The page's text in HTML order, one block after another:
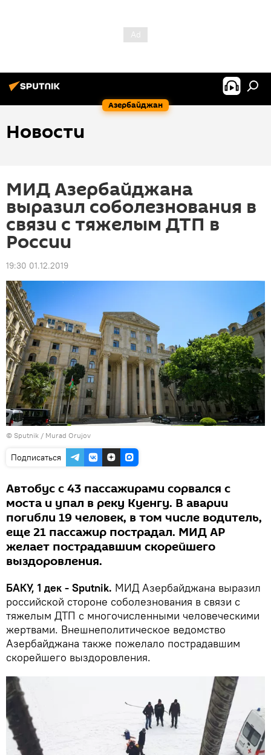
Азербайджан
Новости
МИД Азербайджана
выразил соболезнования в
связи с тяжелым ДТП в
России
19:30 01.12.2019
© Sputnik / Murad Orujov
Подписаться
Автобус с 43 пассажирами сорвался с
моста и упал в реку Куенгу. В аварии
погибли 19 человек, в том числе водитель,
еще 21 пассажир пострадал. МИД АР
желает пострадавшим скорейшего
выздоровления.
БАКУ, 1 дек - Sputnik. МИД Азербайджана выразил
российской стороне соболезнования в связи с
тяжелым ДТП с многочисленными человеческими
жертвами. Внешнеполитическое ведомство
Азербайджана также пожелало пострадавшим
скорейшего выздоровления.